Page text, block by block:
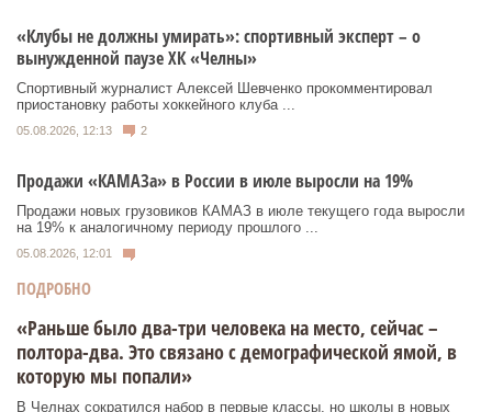
«Клубы не должны умирать»: спортивный эксперт – о
вынужденной паузе ХК «Челны»
Спортивный журналист Алексей Шевченко прокомментировал
приостановку работы хоккейного клуба ...
05.08.2026, 12:13 2
Продажи «КАМАЗа» в России в июле выросли на 19%
Продажи новых грузовиков КАМАЗ в июле текущего года выросли
на 19% к аналогичному периоду прошлого ...
05.08.2026, 12:01
ПОДРОБНО
«Раньше было два-три человека на место, сейчас –
полтора-два. Это связано с демографической ямой, в
которую мы попали»
В Челнах сократился набор в первые классы, но школы в новых